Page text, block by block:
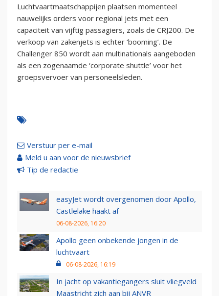
Luchtvaartmaatschappijen plaatsen momenteel
nauwelijks orders voor regional jets met een
capaciteit van vijftig passagiers, zoals de CRJ200. De
verkoop van zakenjets is echter ‘booming’. De
Challenger 850 wordt aan multinationals aangeboden
als een zogenaamde ‘corporate shuttle’ voor het
groepsvervoer van personeelsleden.
Verstuur per e-mail
Meld u aan voor de nieuwsbrief
Tip de redactie
easyJet wordt overgenomen door Apollo,
Castlelake haakt af
06-08-2026, 16:20
Apollo geen onbekende jongen in de
luchtvaart
06-08-2026, 16:19
In jacht op vakantiegangers sluit vliegveld
Maastricht zich aan bij ANVR